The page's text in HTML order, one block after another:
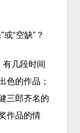
“空缺”？
几段时间
色的作品；
三郎齐名的
作品的情